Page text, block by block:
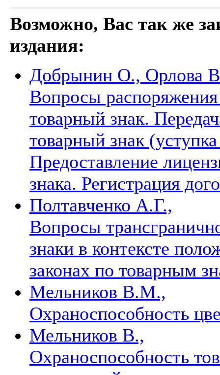
Возможно, Вас так же
издания:
Добрынин О., Орлова
Вопросы
товарный знак.
товарный знак
Предоставление
знака. Регистрация
Полтавченко А.Г.,
Вопросы
знаки в контексте
законах по товарным
Мельников В.М.,
Охраноспособность
Мельников В.,
Охраноспособность